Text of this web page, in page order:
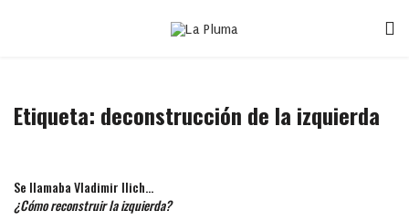
Etiqueta: deconstrucción de la izquierda
Se llamaba Vladimir Ilich…
¿Cómo reconstruir la izquierda?